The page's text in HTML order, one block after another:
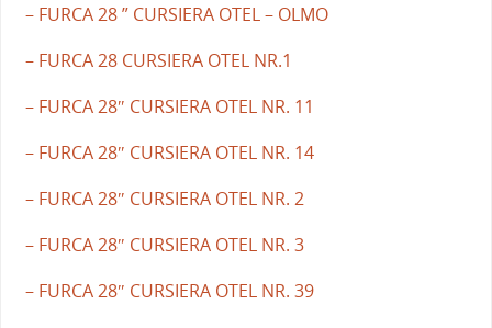
– FURCA 28 ” CURSIERA OTEL – OLMO
– FURCA 28 CURSIERA OTEL NR.1
– FURCA 28″ CURSIERA OTEL NR. 11
– FURCA 28″ CURSIERA OTEL NR. 14
– FURCA 28″ CURSIERA OTEL NR. 2
– FURCA 28″ CURSIERA OTEL NR. 3
– FURCA 28″ CURSIERA OTEL NR. 39